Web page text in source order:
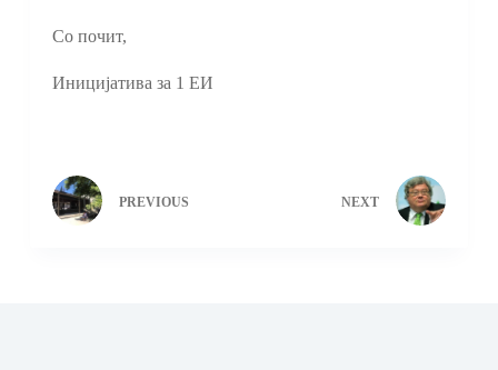
Со почит,
Иницијатива за 1 ЕИ
PREVIOUS NEXT